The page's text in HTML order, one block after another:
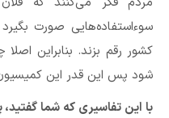
سوءاستفاده‌هایی صورت
کشور رقم بزند. بنابراین
شود پس این قدر این کمیسیون
با این تفاسیری که شما